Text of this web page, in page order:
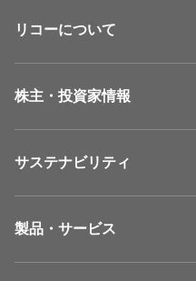
リコーについて
株主・投資家情報
サステナビリティ
製品・サービス